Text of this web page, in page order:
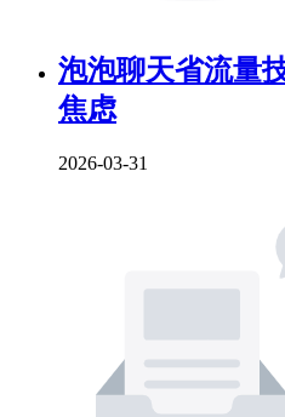
泡泡聊天省流量
焦虑
2026-03-31